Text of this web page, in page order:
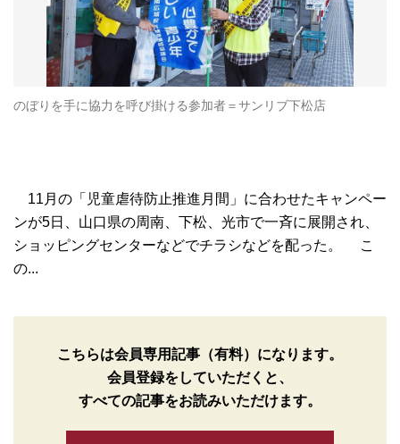
のぼりを手に協力を呼び掛ける参加者＝サンリブ下松店
11月の「児童虐待防止推進月間」に合わせたキャンペー
ンが5日、山口県の周南、下松、光市で一斉に展開され、
ショッピングセンターなどでチラシなどを配った。 こ
の...
こちらは会員専用記事（有料）になります。
会員登録をしていただくと、
すべての記事をお読みいただけます。